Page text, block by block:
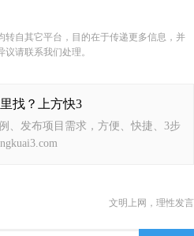
转自其它平台，目的在于传递更多信息，并
请联系我们处理。
找？上方快3
、发布项目需求，方便、快捷、3步
文明上网，理性发言